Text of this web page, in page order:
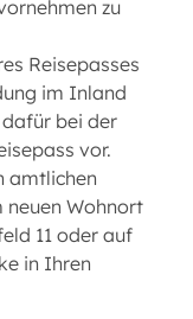
zu
Reisepasses
im Inland
bei der
vor.
amtlichen
Wohnort
11 oder auf
in Ihren